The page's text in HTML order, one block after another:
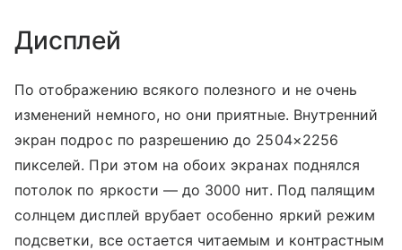
Дисплей
По отображению всякого полезного и не очень
изменений немного, но они приятные. Внутренний
экран подрос по разрешению до 2504×2256
пикселей. При этом на обоих экранах поднялся
потолок по яркости — до 3000 нит. Под палящим
солнцем дисплей врубает особенно яркий режим
подсветки, все остается читаемым и контрастным